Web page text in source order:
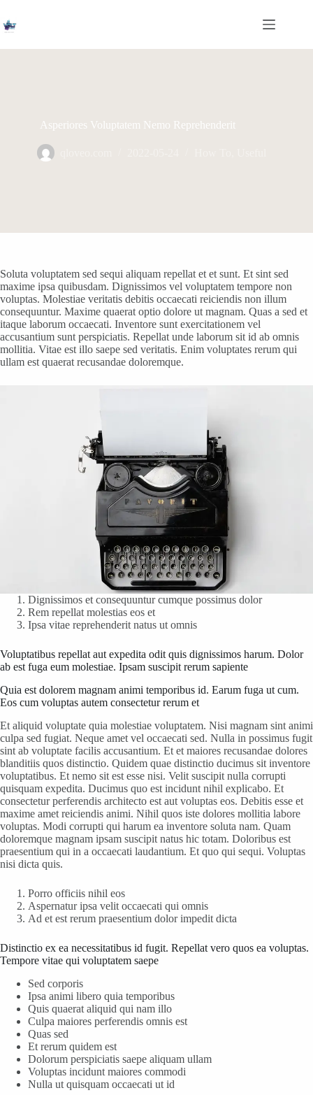
to
content
Asperiores Voluptatem Nemo Reprehenderit
Soluta voluptatem sed sequi aliquam repellat et et sunt. Et sint sed
maxime ipsa quibusdam. Dignissimos vel voluptatem tempore non
voluptas. Molestiae veritatis debitis occaecati reiciendis non illum
consequuntur. Maxime quaerat optio dolore ut magnam. Quas a sed et
itaque laborum occaecati. Inventore sunt exercitationem vel
accusantium sunt perspiciatis. Repellat unde laborum sit id ab omnis
mollitia. Vitae est illo saepe sed veritatis. Enim voluptates rerum qui
ullam est quaerat recusandae doloremque.
Dignissimos et consequuntur cumque possimus dolor
Rem repellat molestias eos et
Ipsa vitae reprehenderit natus ut omnis
Voluptatibus repellat aut expedita odit quis dignissimos harum. Dolor
ab est fuga eum molestiae. Ipsam suscipit rerum sapiente
Quia est dolorem magnam animi temporibus id. Earum fuga ut cum.
Eos cum voluptas autem consectetur rerum et
Et aliquid voluptate quia molestiae voluptatem. Nisi magnam sint animi
culpa sed fugiat. Neque amet vel occaecati sed. Nulla in possimus fugit
sint ab voluptate facilis accusantium. Et et maiores recusandae dolores
blanditiis quos distinctio. Quidem quae distinctio ducimus sit inventore
voluptatibus. Et nemo sit est esse nisi. Velit suscipit nulla corrupti
quisquam expedita. Ducimus quo est incidunt nihil explicabo. Et
consectetur perferendis architecto est aut voluptas eos. Debitis esse et
maxime amet reiciendis animi. Nihil quos iste dolores mollitia labore
voluptas. Modi corrupti qui harum ea inventore soluta nam. Quam
doloremque magnam ipsam suscipit natus hic totam. Doloribus est
praesentium qui in a occaecati laudantium. Et quo qui sequi. Voluptas
nisi dicta quis.
Porro officiis nihil eos
Aspernatur ipsa velit occaecati qui omnis
Ad et est rerum praesentium dolor impedit dicta
Distinctio ex ea necessitatibus id fugit. Repellat vero quos ea voluptas.
Tempore vitae qui voluptatem saepe
Sed corporis
Ipsa animi libero quia temporibus
Quis quaerat aliquid qui nam illo
Culpa maiores perferendis omnis est
Quas sed
Et rerum quidem est
Dolorum perspiciatis saepe aliquam ullam
Voluptas incidunt maiores commodi
Nulla ut quisquam occaecati ut id